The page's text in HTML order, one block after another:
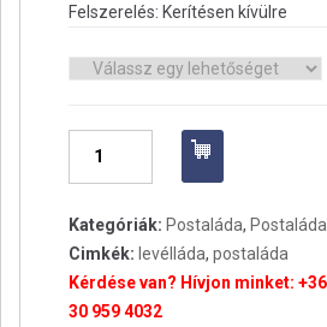
Felszerelés: Kerítésen kívülre
mennyiség
Kategóriák: Postaláda,
Cimkék: levélláda, postaláda
Kérdése van? Hívjon minket:
30 959 4032